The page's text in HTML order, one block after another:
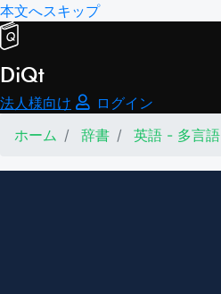
本文へスキップ
DiQt
法人様向け
ログイン
ホーム
辞書 英語 - 多言語